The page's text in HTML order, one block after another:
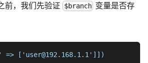
前，我们先验证 $branch变量是否存
=> ['user@192.168.1.1']])